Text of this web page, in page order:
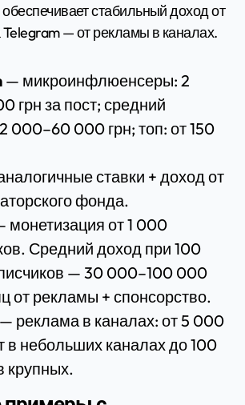
обеспечивает стабильный доход от
Telegram — от рекламы в каналах.
— микроинфлюенсеры: 2
грн за пост; средний
000–60 000 грн; топ: от 150
ставки + доход от
фонда.
от 1 000
Средний доход при 100
— 30 000–100 000
от рекламы + спонсорство.
реклама в каналах: от 5 000
в небольших каналах до 100
крупных.